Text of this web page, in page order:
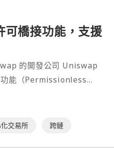
橋接功能，支援
的開發公司 Uniswap
能（Permissionless
透過 Uniswap 介面和
移。⋯
交易所 跨鏈